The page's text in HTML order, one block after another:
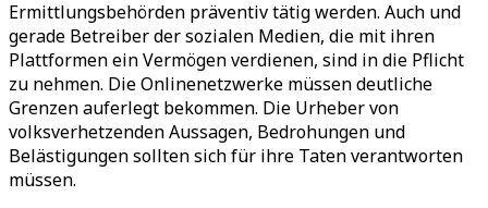
Ermittlungsbehörden präventiv tätig werden. Auch und
gerade Betreiber der sozialen Medien, die mit ihren
Plattformen ein Vermögen verdienen, sind in die Pflicht
zu nehmen. Die Onlinenetzwerke müssen deutliche
Grenzen auferlegt bekommen. Die Urheber von
volksverhetzenden Aussagen, Bedrohungen und
Belästigungen sollten sich für ihre Taten verantworten
müssen.